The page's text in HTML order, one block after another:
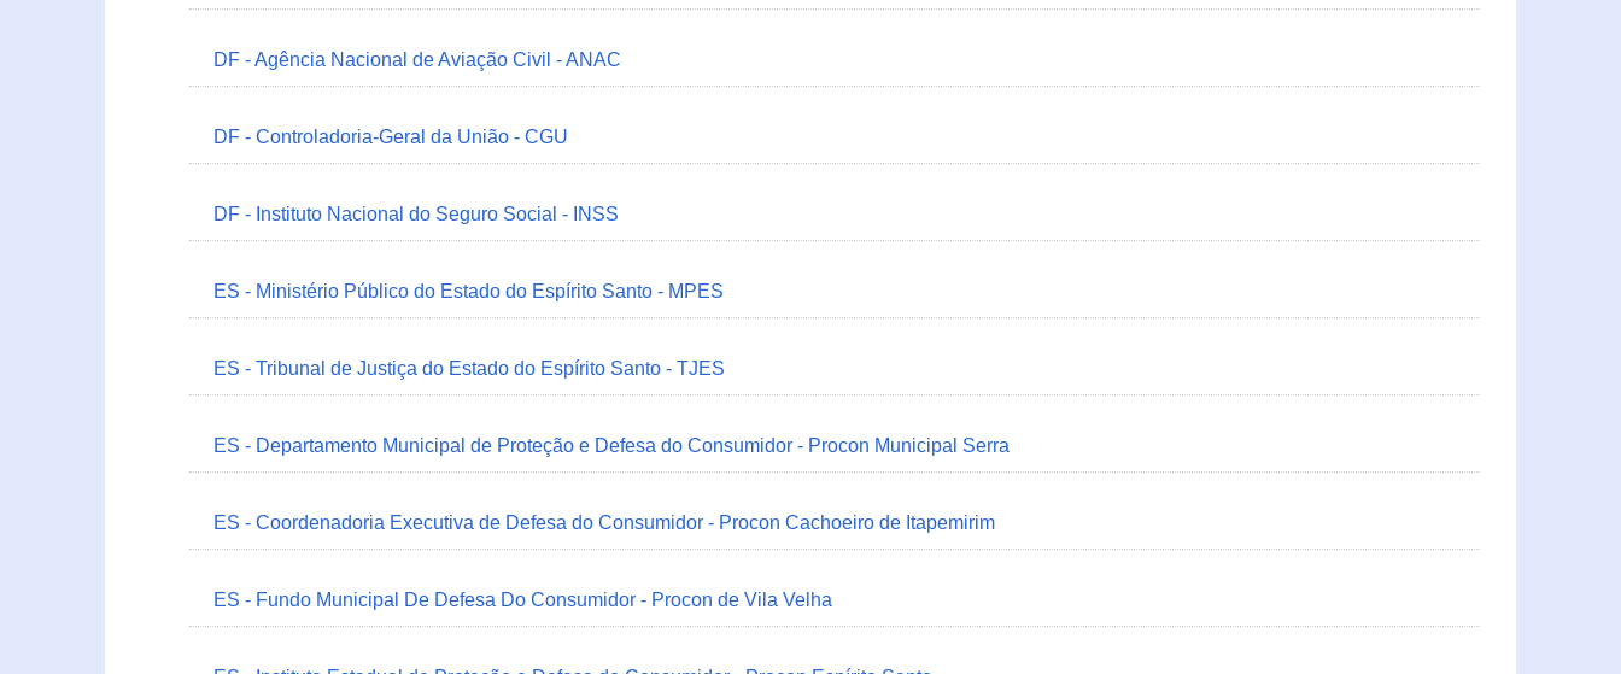
DF - Agência Nacional de Aviação Civil - ANAC
DF - Controladoria-Geral da União - CGU
DF - Instituto Nacional do Seguro Social - INSS
ES - Ministério Público do Estado do Espírito Santo - MPES
ES - Tribunal de Justiça do Estado do Espírito Santo - TJES
ES - Departamento Municipal de Proteção e Defesa do Consumidor - Procon Municipal Serra
ES - Coordenadoria Executiva de Defesa do Consumidor - Procon Cachoeiro de Itapemirim
ES - Fundo Municipal De Defesa Do Consumidor - Procon de Vila Velha